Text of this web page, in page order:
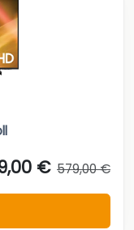
€ 579,00 €